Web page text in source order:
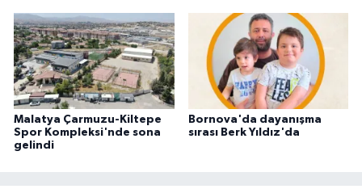
Malatya Çarmuzu-Kiltepe
Spor Kompleksi'nde sona
gelindi
Bornova'da dayanışma
sırası Berk Yıldız'da